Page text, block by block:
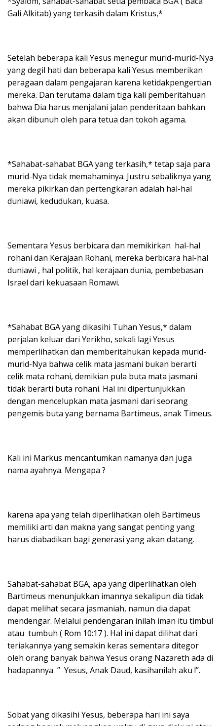
Gali Alkitab) yang terkasih dalam Kristus,*
Setelah beberapa kali Yesus menegur murid-murid-Nya
yang degil hati dan beberapa kali Yesus memberikan
peragaan dalam pengajaran karena ketidakpengertian
mereka. Dan terutama dalam tiga kali pemberitahuan
bahwa Dia harus menjalani jalan penderitaan bahkan
akan dibunuh oleh para tetua dan tokoh agama.
*Sahabat-sahabat BGA yang terkasih,* tetap saja para
murid-Nya tidak memahaminya. Justru sebaliknya yang
mereka pikirkan dan pertengkaran adalah hal-hal
duniawi, kedudukan, kuasa.
Sementara Yesus berbicara dan memikirkan hal-hal
rohani dan Kerajaan Rohani, mereka berbicara hal-hal
duniawi , hal politik, hal kerajaan dunia, pembebasan
Israel dari kekuasaan Romawi.
*Sahabat BGA yang dikasihi Tuhan Yesus,* dalam
perjalan keluar dari Yerikho, sekali lagi Yesus
memperlihatkan dan memberitahukan kepada murid-
murid-Nya bahwa celik mata jasmani bukan berarti
celik mata rohani, demikian pula buta mata jasmani
tidak berarti buta rohani. Hal ini dipertunjukkan
dengan mencelupkan mata jasmani dari seorang
pengemis buta yang bernama Bartimeus, anak Timeus.
Kali ini Markus mencantumkan namanya dan juga
nama ayahnya. Mengapa ?
karena apa yang telah diperlihatkan oleh Bartimeus
memiliki arti dan makna yang sangat penting yang
harus diabadikan bagi generasi yang akan datang.
Sahabat-sahabat BGA, apa yang diperlihatkan oleh
Bartimeus menunjukkan imannya sekalipun dia tidak
dapat melihat secara jasmaniah, namun dia dapat
mendengar. Melalui pendengaran inilah iman itu timbul
atau tumbuh ( Rom 10:17 ). Hal ini dapat dilihat dari
teriakannya yang semakin keras sementara ditegor
oleh orang banyak bahwa Yesus orang Nazareth ada di
hadapannya ” Yesus, Anak Daud, kasihanilah aku !”.
Sobat yang dikasihi Yesus, beberapa hari ini saya